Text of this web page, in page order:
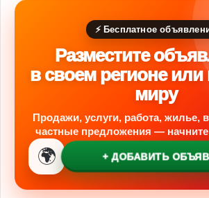
⚡ Бесплатное
Разместите
в своем регионе или
миру
Продажи, услуги, работа, жилье,
частные предложения — начните
🌍 + ДОБАВИТЬ